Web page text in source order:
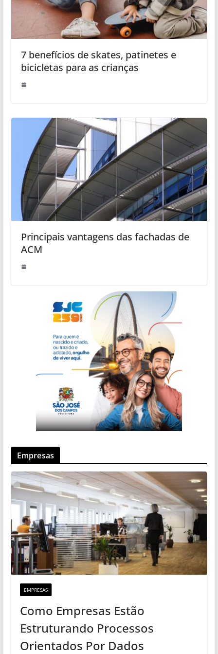
7 benefícios de skates, patinetes e
bicicletas para as crianças
Principais vantagens das fachadas de
ACM
Empresas
EMPRESAS
Como Empresas Estão
Estruturando Processos
Orientados Por Dados